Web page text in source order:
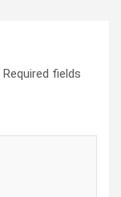
Required fields